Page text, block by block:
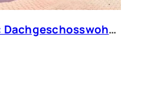
SOLIDE VERMIETET: Dachgeschosswohnung mit Balkon und Stellplatz